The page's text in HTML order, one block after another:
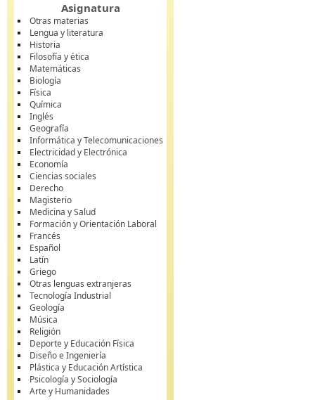
Asignatura
Otras materias
Lengua y literatura
Historia
Filosofía y ética
Matemáticas
Biología
Física
Química
Inglés
Geografía
Informática y Telecomunicaciones
Electricidad y Electrónica
Economía
Ciencias sociales
Derecho
Magisterio
Medicina y Salud
Formación y Orientación Laboral
Francés
Español
Latín
Griego
Otras lenguas extranjeras
Tecnología Industrial
Geología
Música
Religión
Deporte y Educación Física
Diseño e Ingeniería
Plástica y Educación Artística
Psicología y Sociología
Arte y Humanidades